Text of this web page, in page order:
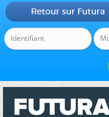
Retour sur Futura